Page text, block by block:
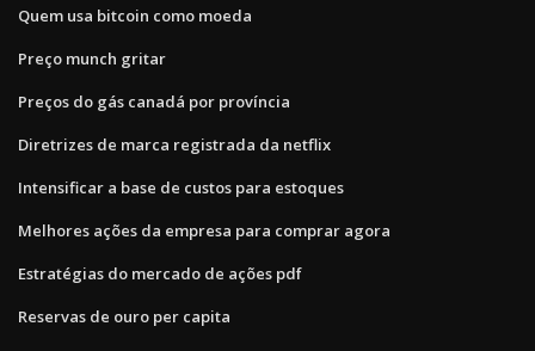
Quem usa bitcoin como moeda
Preço munch gritar
Preços do gás canadá por província
Diretrizes de marca registrada da netflix
Intensificar a base de custos para estoques
Melhores ações da empresa para comprar agora
Estratégias do mercado de ações pdf
Reservas de ouro per capita